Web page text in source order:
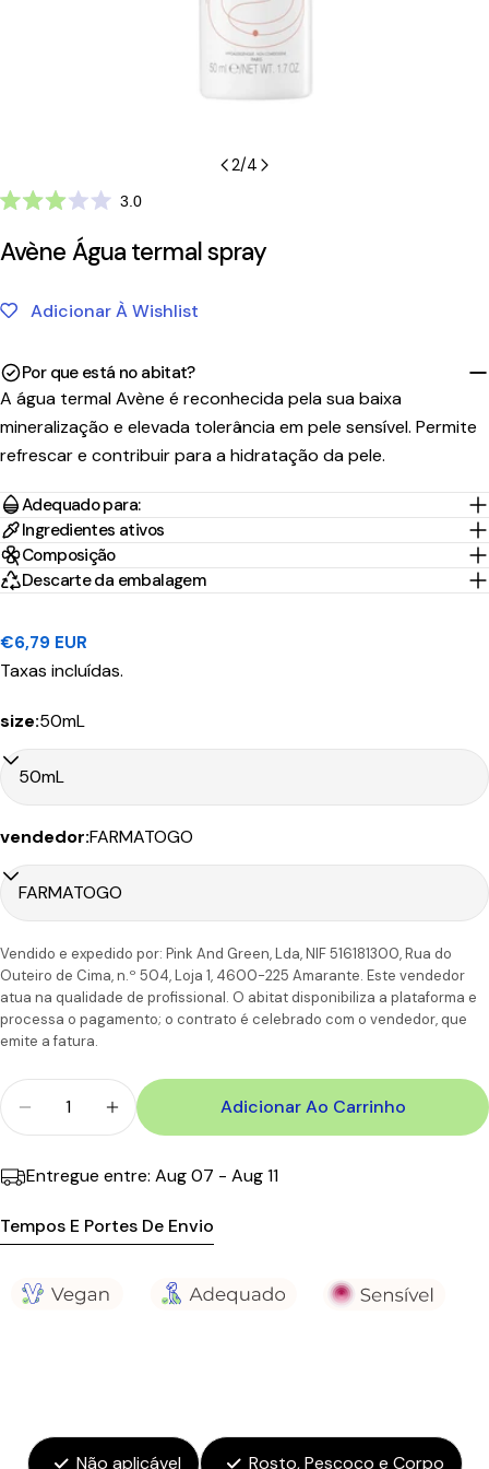
2/4
3.0
de
3.0Clique
ir
avaliações
Avène Água termal spray
Adicionar À Wishlist
Por que está no abitat?
A água termal Avène é reconhecida pela sua baixa
mineralização e elevada tolerância em pele sensível. Permite
refrescar e contribuir para a hidratação da pele.
Adequado para:
Ingredientes ativos
Composição
Descarte da embalagem
Preço
regular
€6,79 EUR
Taxas incluídas.
size:50mL
vendedor:FARMATOGO
Vendido e expedido por: Pink And Green, Lda, NIF 516181300, Rua do
Outeiro de Cima, n.º 504, Loja 1, 4600-225 Amarante. Este vendedor
atua na qualidade de profissional. O abitat disponibiliza a plataforma e
processa o pagamento; o contrato é celebrado com o vendedor, que
emite a fatura.
Quantidade
Diminuir Quantidade Para Avène Água Termal
Aumentar A Quantidade Para Avène
Adicionar Ao Carrinho
Entregue entre: Aug 07 - Aug 11
Tempos E Portes De Envio
País/Região
Portes
Grátis*
Portugal
Nacex 3,95€45.00€
Portugal
País/Região Transportadora
Envio
Portugal 1-2 Dias
Ilhas
CTT
6-7
Dias
11,90€110.00€
Não aplicável Rosto, Pescoço e Corpo